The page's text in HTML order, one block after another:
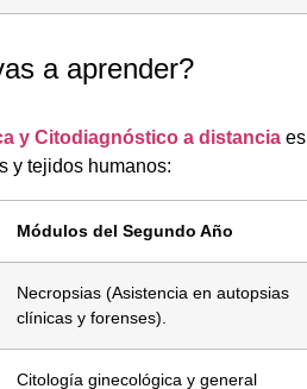
a aprender?
y Citodiagnóstico a distancia es
y tejidos humanos:
Módulos del Segundo Año
Necropsias (Asistencia en autopsias
clínicas y forenses).
Citología ginecológica y general